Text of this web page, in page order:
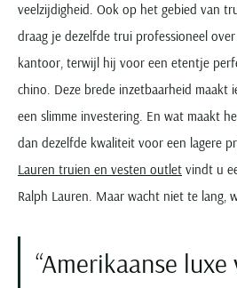
veelzijdigheid. Ook op het gebied van
draag je dezelfde trui professioneel
kantoor, terwijl hij voor een etentje
chino. Deze brede inzetbaarheid maakt
een slimme investering. En wat maakt
dan dezelfde kwaliteit voor een lagere
Lauren truien en vesten outlet vindt u
Ralph Lauren. Maar wacht niet te lang,
Amerikaanse